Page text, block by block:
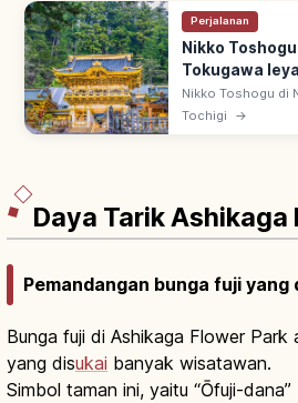
Perjalanan
Nikko
Tokugawa
& Rute
Nikko Toshogu di
memuja
Daigongen sejak
Tochigi →
Daya Tarik Ashikaga
Pemandangan bunga fuji yang
Bunga fuji di Ashikaga Flower
yang disukai banyak wisatawan.
Simbol taman ini, yaitu “Ōfuji-